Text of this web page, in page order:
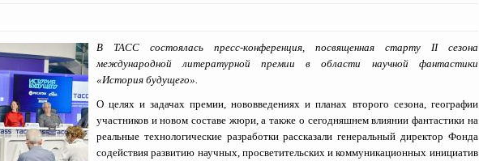
В ТАСС состоялась пресс-конференция, посвященная старту II сезона
международной литературной премии в области научной фантастики
«История будущего».
О целях и задачах премии, нововведениях и планах второго сезона, географии
участников и новом составе жюри, а также о сегодняшнем влиянии фантастики на
реальные технологические разработки рассказали генеральный директор Фонда
содействия развитию научных, просветительских и коммуникационных инициатив